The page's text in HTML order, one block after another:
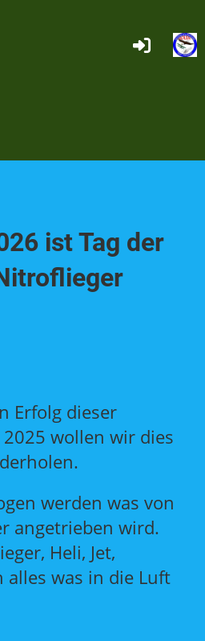
ist Tag der
Erfolg dieser
wollen wir dies
werden was von
angetrieben wird.
Heli, Jet,
alles was in die Luft